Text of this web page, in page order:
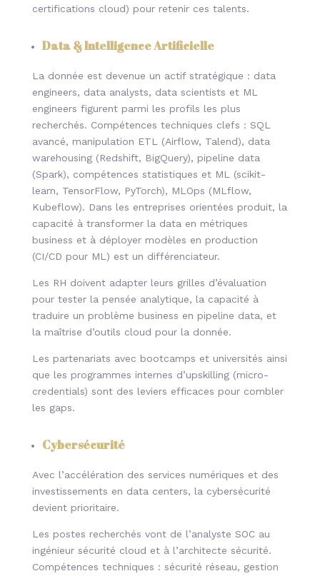
certifications cloud) pour retenir ces talents.
Data & Intelligence Artificielle
La donnée est devenue un actif stratégique : data
engineers, data analysts, data scientists et ML
engineers figurent parmi les profils les plus
recherchés. Compétences techniques clefs : SQL
avancé, manipulation ETL (Airflow, Talend), data
warehousing (Redshift, BigQuery), pipeline data
(Spark), compétences statistiques et ML (scikit-
learn, TensorFlow, PyTorch), MLOps (MLflow,
Kubeflow). Dans les entreprises orientées produit, la
capacité à transformer la data en métriques
business et à déployer modèles en production
(CI/CD pour ML) est un différenciateur.
Les RH doivent adapter leurs grilles d’évaluation
pour tester la pensée analytique, la capacité à
traduire un problème business en pipeline data, et
la maîtrise d’outils cloud pour la donnée.
Les partenariats avec bootcamps et universités ainsi
que les programmes internes d’upskilling (micro-
credentials) sont des leviers efficaces pour combler
les gaps.
Cybersécurité
Avec l’accélération des services numériques et des
investissements en data centers, la cybersécurité
devient prioritaire.
Les postes recherchés vont de l’analyste SOC au
ingénieur sécurité cloud et à l’architecte sécurité.
Compétences techniques : sécurité réseau, gestion